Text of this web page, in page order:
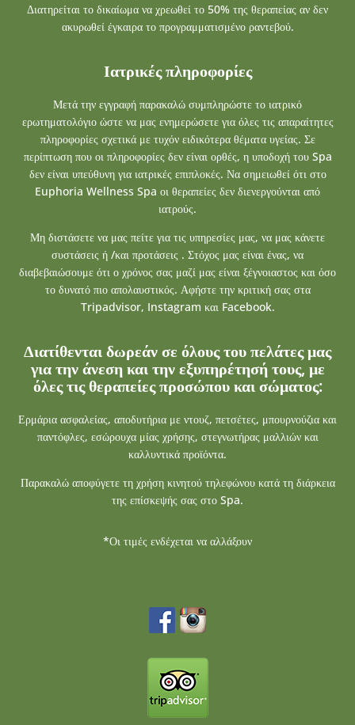
Διατηρείται το δικαίωμα να χρεωθεί το 50% της θεραπείας αν δεν
ακυρωθεί έγκαιρα το προγραμματισμένο ραντεβού.
Ιατρικές πληροφορίες
Μετά την εγγραφή παρακαλώ συμπληρώστε το ιατρικό
ερωτηματολόγιο ώστε να μας ενημερώσετε για όλες τις απαραίτητες
πληροφορίες σχετικά με τυχόν ειδικότερα θέματα υγείας. Σε
περίπτωση που οι πληροφορίες δεν είναι ορθές, η υποδοχή του Spa
δεν είναι υπεύθυνη για ιατρικές επιπλοκές. Να σημειωθεί ότι στο
Euphoria Wellness Spa οι θεραπείες δεν διενεργούνται από
ιατρούς.
Μη διστάσετε να μας πείτε για τις υπηρεσίες μας, να μας κάνετε
συστάσεις ή /και προτάσεις . Στόχος μας είναι ένας, να
διαβεβαιώσουμε ότι ο χρόνος σας μαζί μας είναι ξέγνοιαστος και όσο
το δυνατό πιο απολαυστικός. Αφήστε την κριτική σας στα
Tripadvisor, Instagram και Facebook.
Διατίθενται δωρεάν σε όλους του πελάτες μας
για την άνεση και την εξυπηρέτησή τους, με
όλες τις θεραπείες προσώπου και σώματος:
Ερμάρια ασφαλείας, αποδυτήρια με ντουζ, πετσέτες, μπουρνούζια και
παντόφλες, εσώρουχα μίας χρήσης, στεγνωτήρας μαλλιών και
καλλυντικά προϊόντα.
Παρακαλώ αποφύγετε τη χρήση κινητού τηλεφώνου κατά τη διάρκεια
της επίσκεψής σας στο Spa.
*Οι τιμές ενδέχεται να αλλάξουν